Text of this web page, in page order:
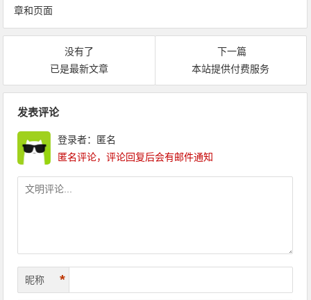
章和页面
没有了
已是最新文章
下一篇
本站提供付费服务
发表评论
登录者：匿名
匿名评论，评论回复后会有邮件通知
昵称 *